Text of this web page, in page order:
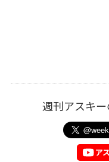
週刊アスキ